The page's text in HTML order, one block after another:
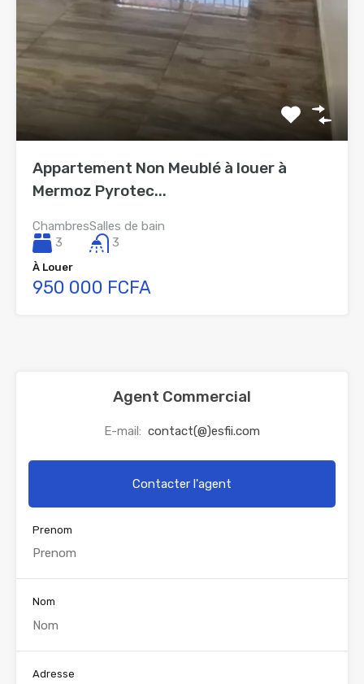
Appartement Non Meublé à louer à
Mermoz Pyrotec...
Chambres
3
Salles de bain
3
À Louer
950 000 FCFA
Agent Commercial
E-mail: contact(@)esfii.com
Contacter l'agent
Prenom
Nom
Adresse